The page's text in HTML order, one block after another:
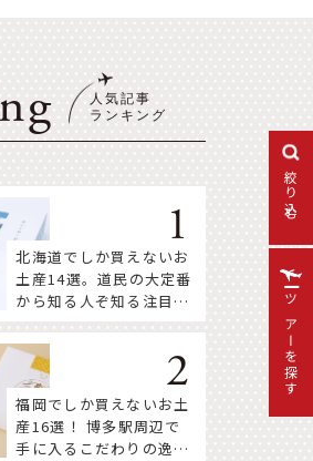
絞り込む
北海道でしか買えないお
土産14選。道民の大定番
から知る人ぞ知る注目株
福岡でしか買えないお土
産16選！ 博多駅周辺で
手に入るこだわりの逸品
ツアーを探す